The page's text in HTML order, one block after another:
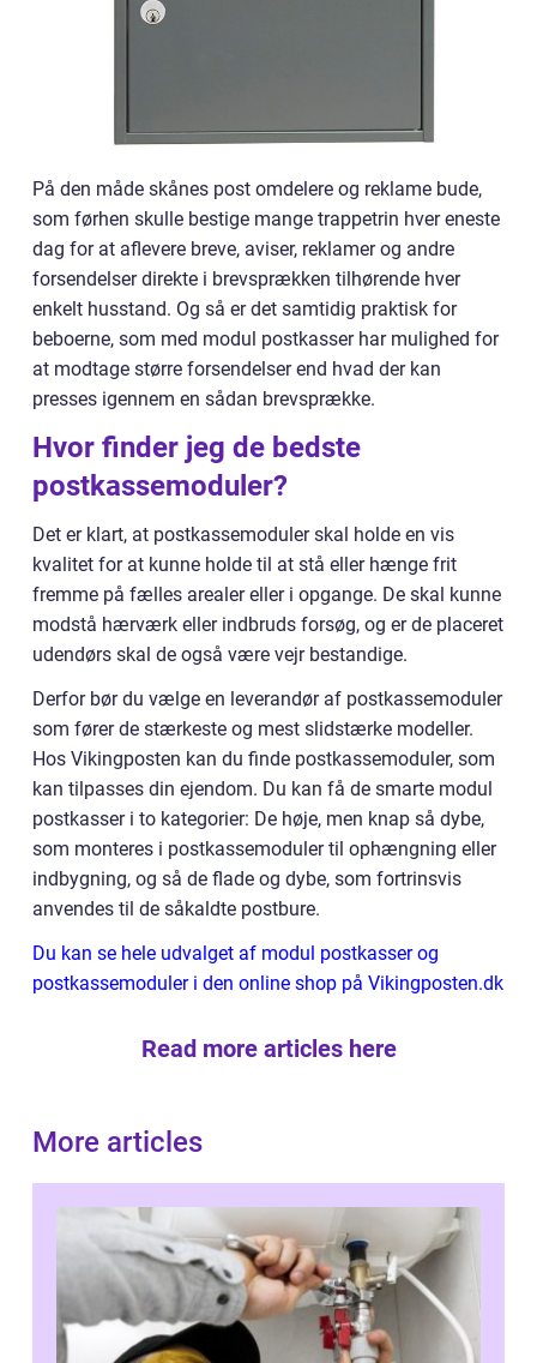
På den måde skånes post omdelere og reklame bude,
som førhen skulle bestige mange trappetrin hver eneste
dag for at aflevere breve, aviser, reklamer og andre
forsendelser direkte i brevsprækken tilhørende hver
enkelt husstand. Og så er det samtidig praktisk for
beboerne, som med modul postkasser har mulighed for
at modtage større forsendelser end hvad der kan
presses igennem en sådan brevsprække.
Hvor finder jeg de bedste
postkassemoduler?
Det er klart, at postkassemoduler skal holde en vis
kvalitet for at kunne holde til at stå eller hænge frit
fremme på fælles arealer eller i opgange. De skal kunne
modstå hærværk eller indbruds forsøg, og er de placeret
udendørs skal de også være vejr bestandige.
Derfor bør du vælge en leverandør af postkassemoduler
som fører de stærkeste og mest slidstærke modeller.
Hos Vikingposten kan du finde postkassemoduler, som
kan tilpasses din ejendom. Du kan få de smarte modul
postkasser i to kategorier: De høje, men knap så dybe,
som monteres i postkassemoduler til ophængning eller
indbygning, og så de flade og dybe, som fortrinsvis
anvendes til de såkaldte postbure.
Du kan se hele udvalget af modul postkasser og
postkassemoduler i den online shop på Vikingposten.dk
Read more articles here
More articles